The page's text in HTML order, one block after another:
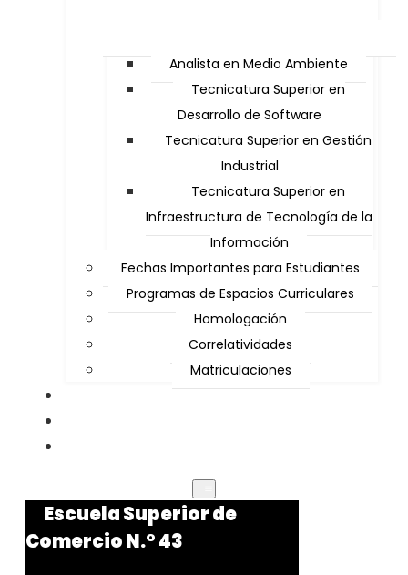
Analista en Medio Ambiente
Tecnicatura Superior en
Desarrollo de Software
Tecnicatura Superior en Gestión
Industrial
Tecnicatura Superior en
Infraestructura de Tecnología de la
Información
Fechas Importantes para Estudiantes
Programas de Espacios Curriculares
Homologación
Correlatividades
Matriculaciones
Escuela Superior de
Comercio N.° 43